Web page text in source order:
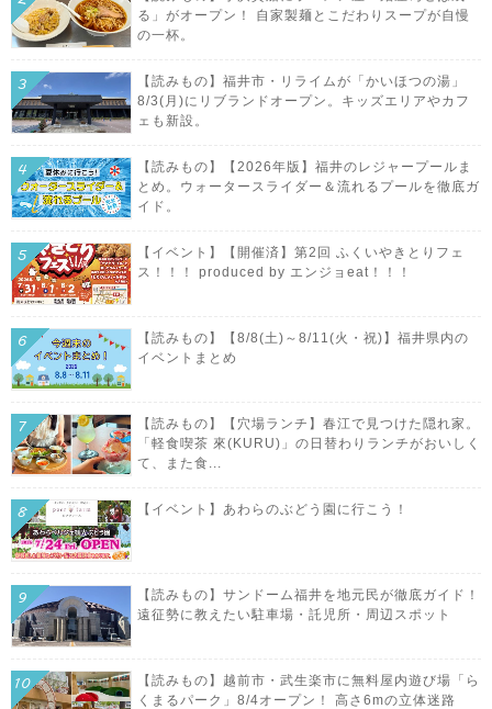
る」がオープン！ 自家製麺とこだわりスープが自慢
の一杯。
【読みもの】福井市・リライムが「かいほつの湯」
8/3(月)にリブランドオープン。キッズエリアやカフ
ェも新設。
【読みもの】【2026年版】福井のレジャープールま
とめ。ウォータースライダー＆流れるプールを徹底ガ
イド。
【イベント】【開催済】第2回 ふくいやきとりフェ
ス！！！ produced by エンジョeat！！！
【読みもの】【8/8(土)～8/11(火・祝)】福井県内の
イベントまとめ
【読みもの】【穴場ランチ】春江で見つけた隠れ家。
「軽食喫茶 來(KURU)」の日替わりランチがおいしく
て、また食...
【イベント】あわらのぶどう園に行こう！
【読みもの】サンドーム福井を地元民が徹底ガイド！
遠征勢に教えたい駐車場・託児所・周辺スポット
【読みもの】越前市・武生楽市に無料屋内遊び場「ら
くまるパーク」8/4オープン！ 高さ6mの立体迷路